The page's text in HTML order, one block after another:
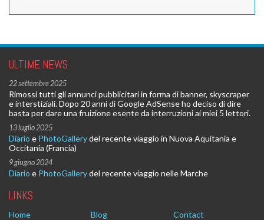
ULTIME NEWS
22 settembre 2025
Rimossi tutti gli annunci pubblicitari in forma di banner, skyscraper
e interstiziali. Dopo 20 anni di Google AdSense ho deciso di dire
basta per dare una fruizione esente da interruzioni ai miei 5 lettori.
13 luglio 2025
Diario e PhotoGallerydel recente viaggio in Nuova Aquitania e
Occitania (Francia)
9 giugno 2024
Diario e PhotoGallerydel recente viaggio nelle Marche
LINKS
Home Blog
Contact